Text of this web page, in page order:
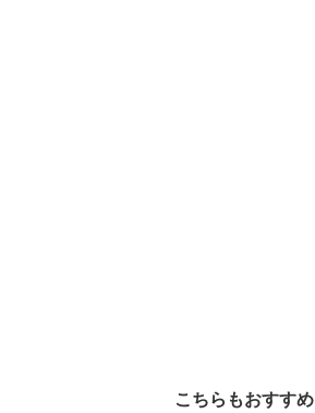
こちらもおすすめ